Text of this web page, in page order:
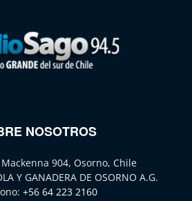
NOSOTROS
904, Osorno, Chile
Y GANADERA DE OSORNO A.G.
+56 64 223 2160